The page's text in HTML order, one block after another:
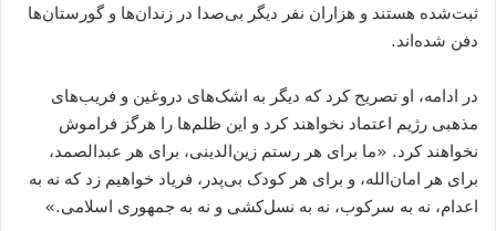
ثبت‌شده هستند و هزاران نفر دیگر بی‌صدا در زندان‌ها و گورستان‌ها
دفن شده‌اند.
در ادامه، او تصریح کرد که دیگر به اشک‌های دروغین و فریب‌های
مذهبی رژیم اعتماد نخواهند کرد و این ظلم‌ها را هرگز فراموش
نخواهند کرد. «ما برای هر رستم زین‌الدینی، برای هر عبدالصمد،
برای هر امان‌الله، و برای هر کودک بی‌پدر، فریاد خواهیم زد که نه به
اعدام، نه به سرکوب، نه به نسل‌کشی و نه به جمهوری اسلامی.»